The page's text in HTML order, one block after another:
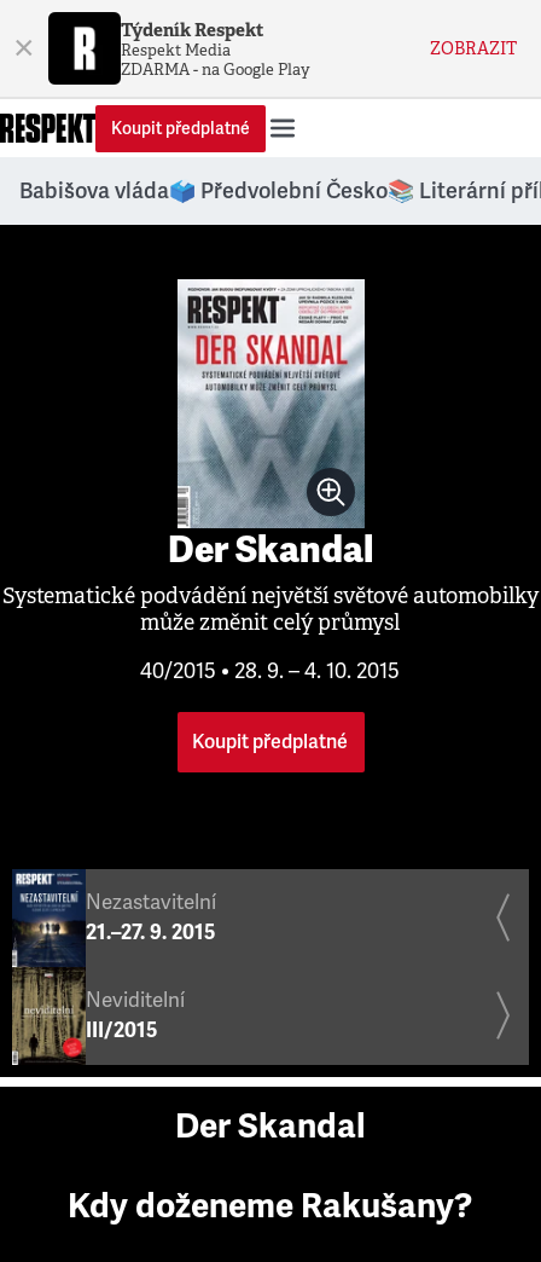
× Týdeník Respekt
Respekt Media
ZDARMA - na Google Play
ZOBRAZIT
Koupit předplatné
Babišova vláda🗳️ Předvolební Česko📚 Literární
40/2015 • 28. 9. – 4. 10. 2015
Der Skandal
Systematické podvádění největší světové automobilky
může změnit celý průmysl
Koupit předplatné
Nezastavitelní
21.–27. 9. 2015
Neviditelní
III/2015
Der Skandal
Kdy doženeme Rakušany?